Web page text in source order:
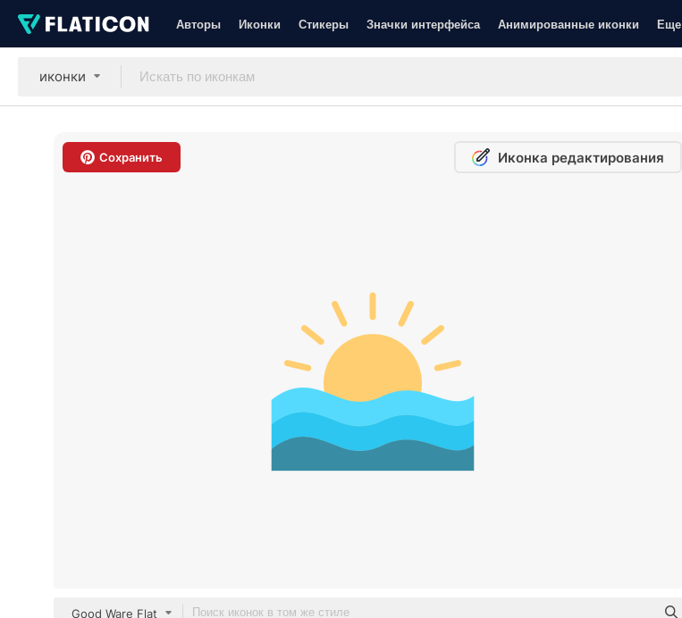
Авторы Иконки Стикеры Значки интерфейса Анимированные иконки Еще
иконки
Сохранить Иконка редактирования
Good Ware Flat